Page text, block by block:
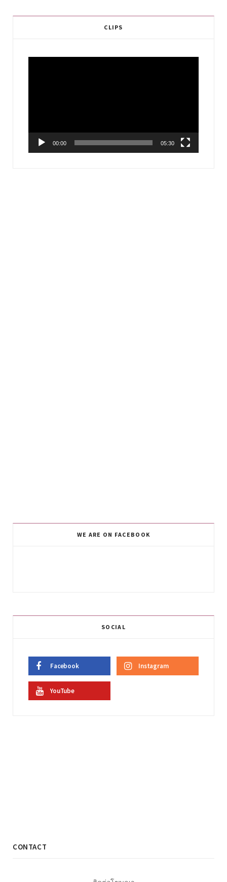
CLIPS
00:00 05:30
WE ARE ON FACEBOOK
SOCIAL
Facebook Instagram
YouTube
CONTACT